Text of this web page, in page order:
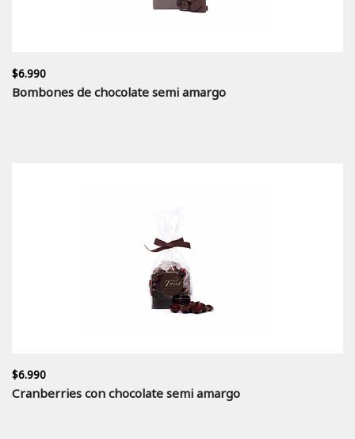
$6.990
Bombones de chocolate semi amargo
$6.990
Cranberries con chocolate semi amargo